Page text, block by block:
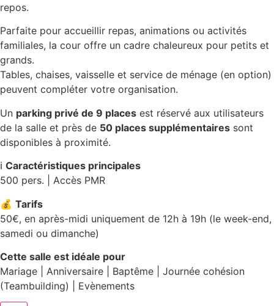
repos.
Parfaite pour accueillir repas, animations ou activités
familiales, la cour offre un cadre chaleureux pour petits et
grands.
Tables, chaises, vaisselle et service de ménage (en option)
peuvent compléter votre organisation.
Un parking privé de 9 places est réservé aux utilisateurs
de la salle et près de 50 places supplémentaires sont
disponibles à proximité.
ℹ️ Caractéristiques principales
500 pers. | Accès PMR
💰 Tarifs
50€, en après-midi uniquement de 12h à 19h (le week-end,
samedi ou dimanche)
Cette salle est idéale pour
Mariage | Anniversaire | Baptême | Journée cohésion
(Teambuilding) | Evènements